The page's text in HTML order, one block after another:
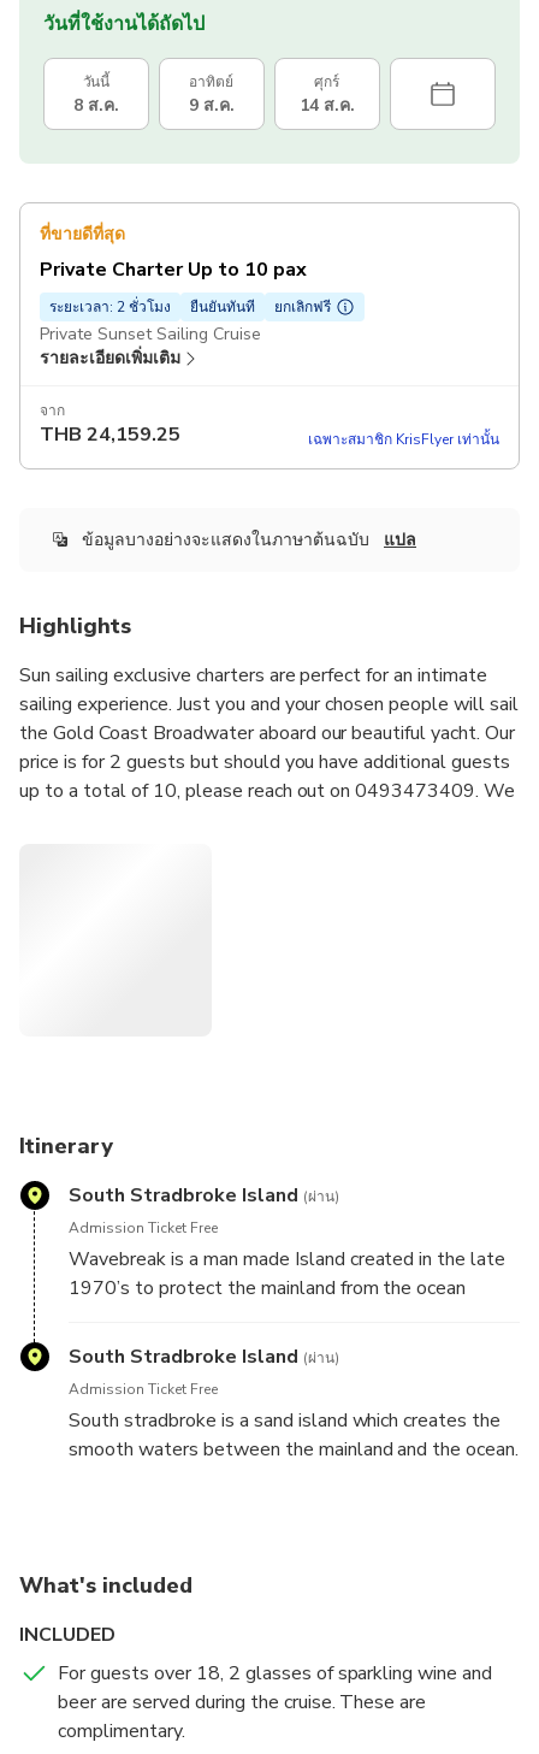
วันที่ใช้งานได้ถัดไป
วันนี้
8 ส.ค.
อาทิตย์
9 ส.ค.
ศุกร์
14 ส.ค.
ที่ขายดีที่สุด
Private Charter Up to 10 pax
ระยะเวลา: 2 ชั่วโมง ยืนยันทันที ยกเลิกฟรี
Private Sunset Sailing Cruise
รายละเอียดเพิ่มเติม
จาก
THB 24,159.25 เฉพาะสมาชิก KrisFlyer เท่านั้น
ข้อมูลบางอย่างจะแสดงในภาษาต้นฉบับ แปล
Highlights
Sun sailing exclusive charters are perfect for an intimate
sailing experience. Just you and your chosen people will sail
the Gold Coast Broadwater aboard our beautiful yacht. Our
price is for 2 guests but should you have additional guests
up to a total of 10, please reach out on 0493473409. We
Itinerary
South Stradbroke Island (ผ่าน)
Admission Ticket Free
Wavebreak is a man made Island created in the late
1970’s to protect the mainland from the ocean
yacht anchored at Wavebreak.
South Stradbroke Island (ผ่าน)
Admission Ticket Free
South stradbroke is a sand island which creates the
smooth waters between the mainland and the ocean.
What's included
INCLUDED
For guests over 18, 2 glasses of sparkling wine and
beer are served during the cruise. These are
complimentary.